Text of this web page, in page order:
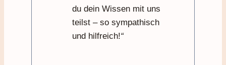
du dein Wissen mit uns
teilst – so sympathisch
und hilfreich!“